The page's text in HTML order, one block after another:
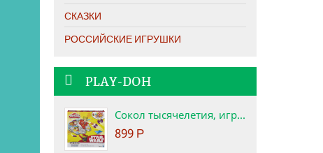
СКАЗКИ
РОССИЙСКИЕ ИГРУШКИ
PLAY-DOH
Сокол тысячелетия, игровой набор Star Wars Play-Doh
899 Р